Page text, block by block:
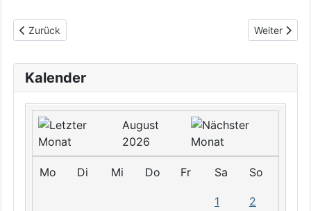
Kalender
August
2026
Mo Di Mi Do Fr Sa So
1 2
Vorheriger Beitrag: Ergebnisse Stauder-Cup 2026
Zurück Nächster
Weiter